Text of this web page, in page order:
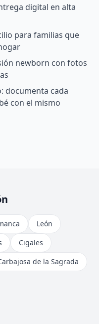
digital en alta
para familias que
newborn con fotos
documenta cada
con el mismo
León
Cigales
de la Sagrada